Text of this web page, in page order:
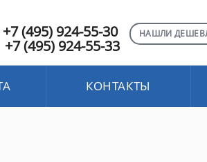
НАШЛИ
+7 (495) 924-55-30
+7 (495) 924-55-33
КОНТАКТЫ